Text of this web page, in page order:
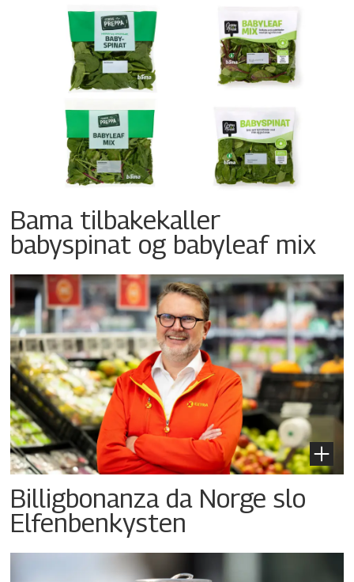
Bama tilbakekaller
babyspinat og babyleaf mix
Billigbonanza da Norge slo
Elfenbenkysten